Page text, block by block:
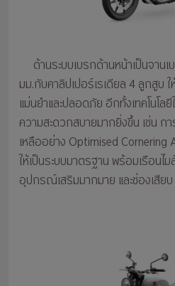
ด้านระบบเบรกด้านหน้าเป็นจาน
มม.กับคาลิปเปอร์เรเดียล 4 ลูกสูบ
แม่นยำและปลอดภัย อีกทั้งเทคโนโล
ความสะดวกสบายมากยิ่งขึ้น เช่น ก
เหลืออย่าง Optimised Cornering
ให้เป็นระบบมาตรฐาน พร้อมเรือน
อุปกรณ์เสริมมากมาย และช่องเสียบ